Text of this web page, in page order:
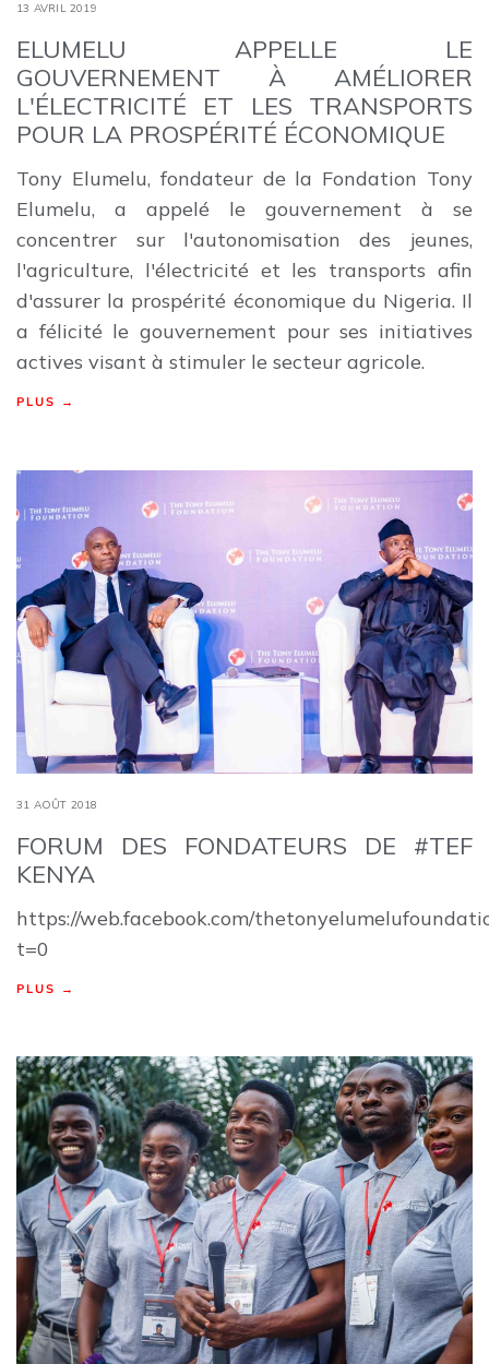
13 AVRIL 2019
ELUMELU APPELLE LE
GOUVERNEMENT À AMÉLIORER
L'ÉLECTRICITÉ ET LES TRANSPORTS
POUR LA PROSPÉRITÉ ÉCONOMIQUE
Tony Elumelu, fondateur de la Fondation Tony
Elumelu, a appelé le gouvernement à se
concentrer sur l'autonomisation des jeunes,
l'agriculture, l'électricité et les transports afin
d'assurer la prospérité économique du Nigeria. Il
a félicité le gouvernement pour ses initiatives
actives visant à stimuler le secteur agricole.
PLUS →
31 AOÛT 2018
FORUM DES FONDATEURS DE #TEF
KENYA
https://web.facebook.com/
t=0
PLUS →